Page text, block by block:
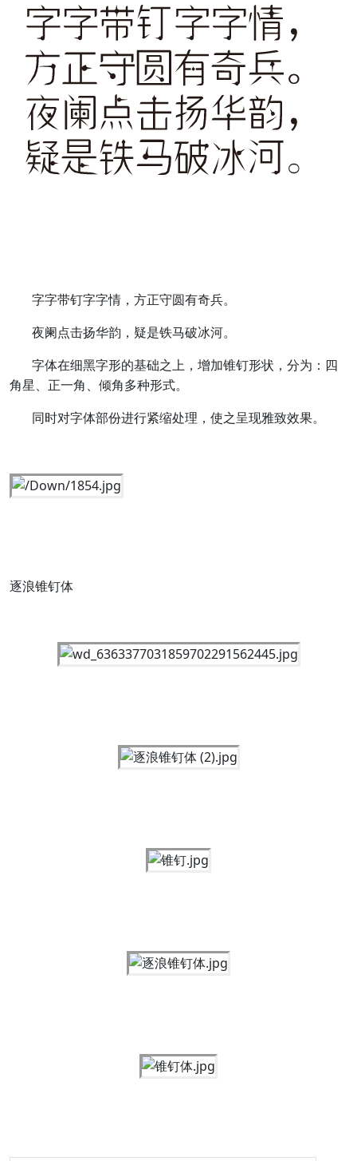
字字带钉字字情，方正守圆有奇兵。
夜阑点击扬华韵，疑是铁马破冰河。
字体在细黑字形的基础之上，增加锥钉形状，分为：四
角星、正一角、倾角多种形式。
同时对字体部份进行紧缩处理，使之呈现雅致效果。
逐浪锥钉体